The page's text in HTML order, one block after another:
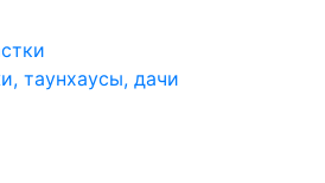
таунхаусы, дачи